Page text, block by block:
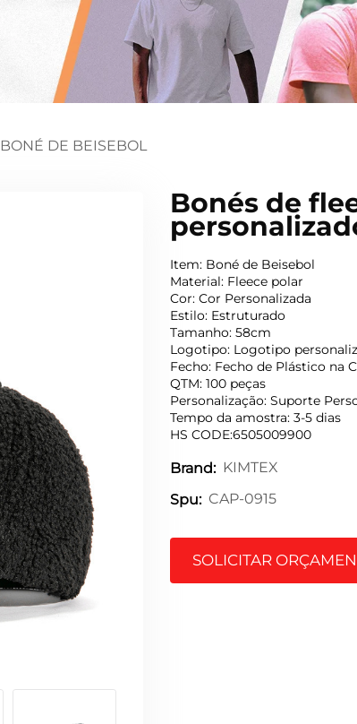
BONÉ DE BEISEBOL
Bonés de
Item: Boné de Beisebol
Material: Fleece polar
Cor: Cor Personalizada
Estilo: Estruturado
Tamanho: 58cm
Logotipo: Logotipo
Fecho: Fecho de Plástico na
QTM: 100 peças
Personalização: Suporte
Tempo da amostra: 3-5 dias
HS CODE:6505009900
Brand: KIMTEX
Spu: CAP-0915
SOLICITAR